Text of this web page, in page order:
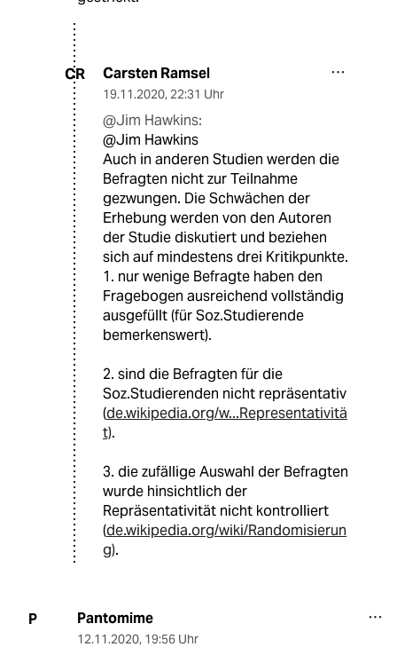
CR Carsten Ramsel
19.11.2020, 22:31 Uhr
@Jim Hawkins:
@Jim Hawkins
Auch in anderen Studien werden die
Befragten nicht zur Teilnahme
gezwungen. Die Schwächen der
Erhebung werden von den Autoren
der Studie diskutiert und beziehen
sich auf mindestens drei Kritikpunkte.
1. nur wenige Befragte haben den
Fragebogen ausreichend vollständig
ausgefüllt (für Soz.Studierende
bemerkenswert).
2. sind die Befragten für die
Soz.Studierenden nicht repräsentativ
(de.wikipedia.org/w...Representativitä
t).
3. die zufällige Auswahl der Befragten
wurde hinsichtlich der
Repräsentativität nicht kontrolliert
(de.wikipedia.org/wiki/Randomisierun
g).
P Pantomime
12.11.2020, 19:56 Uhr